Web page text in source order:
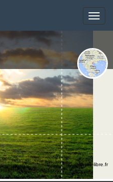
Toggle
©photo-libre.fr
Toggle